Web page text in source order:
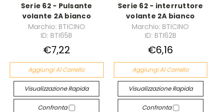
Serie 62 - Pulsante
volante 2A bianco
Marchio: BTICINO
ID: BTI65B
€7,22
Aggiungi Al Carrello
Visualizzazione Rapida
Confronta
Serie 62 - interruttore
volante 2A bianco
Marchio: BTICINO
ID: BTI62B
€6,16
Aggiungi Al Carrello
Visualizzazione Rapida
Confronta